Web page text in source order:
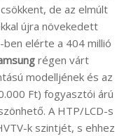
de az elmúlt
újra növekedett
elérte a 404 millió
régen várt
modelljének és az
Ft) fogyasztói árú
A HTP/LCD-s
k szintjét, s ehhez